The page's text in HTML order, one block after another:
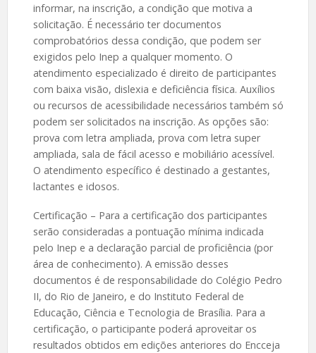
informar, na inscrição, a condição que motiva a
solicitação. É necessário ter documentos
comprobatórios dessa condição, que podem ser
exigidos pelo Inep a qualquer momento. O
atendimento especializado é direito de participantes
com baixa visão, dislexia e deficiência física. Auxílios
ou recursos de acessibilidade necessários também só
podem ser solicitados na inscrição. As opções são:
prova com letra ampliada, prova com letra super
ampliada, sala de fácil acesso e mobiliário acessível.
O atendimento específico é destinado a gestantes,
lactantes e idosos.
Certificação – Para a certificação dos participantes
serão consideradas a pontuação mínima indicada
pelo Inep e a declaração parcial de proficiência (por
área de conhecimento). A emissão desses
documentos é de responsabilidade do Colégio Pedro
II, do Rio de Janeiro, e do Instituto Federal de
Educação, Ciência e Tecnologia de Brasília. Para a
certificação, o participante poderá aproveitar os
resultados obtidos em edições anteriores do Encceja